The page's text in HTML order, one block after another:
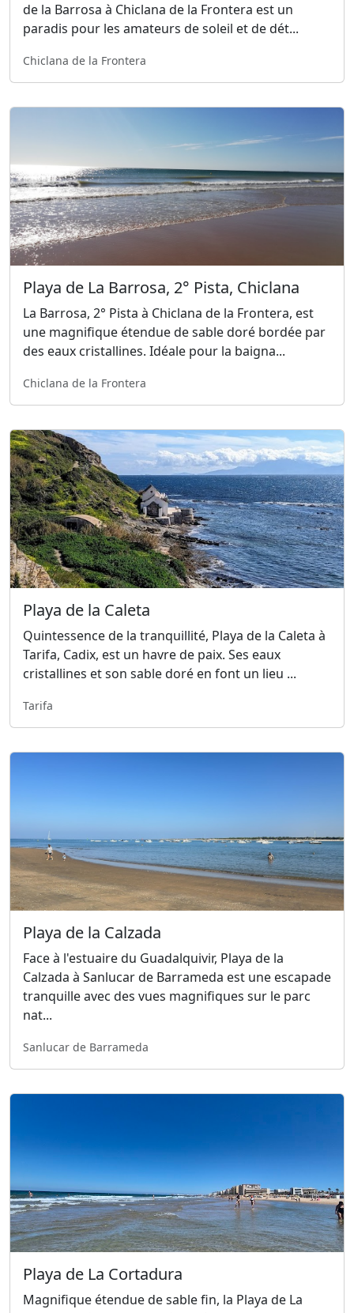
de la Barrosa à Chiclana de la Frontera est un
paradis pour les amateurs de soleil et de dét...
Chiclana de la Frontera
Playa de La Barrosa, 2° Pista, Chiclana
La Barrosa, 2° Pista à Chiclana de la Frontera, est
une magnifique étendue de sable doré bordée par
des eaux cristallines. Idéale pour la baigna...
Chiclana de la Frontera
Playa de la Caleta
Quintessence de la tranquillité, Playa de la Caleta à
Tarifa, Cadix, est un havre de paix. Ses eaux
cristallines et son sable doré en font un lieu ...
Tarifa
Playa de la Calzada
Face à l'estuaire du Guadalquivir, Playa de la
Calzada à Sanlucar de Barrameda est une escapade
tranquille avec des vues magnifiques sur le parc
nat...
Sanlucar de Barrameda
Playa de La Cortadura
Magnifique étendue de sable fin, la Playa de La